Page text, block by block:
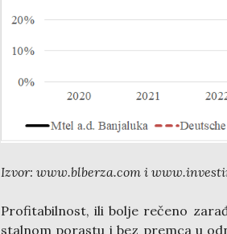
Izvor: www.blberza.com i
Profitabilnost, ili bolje rečeno
stalnom porastu i bez premca u